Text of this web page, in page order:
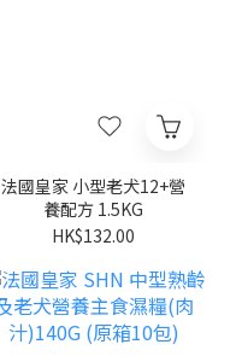
法國皇家 小型老犬12+營
養配方 1.5KG
HK$132.00